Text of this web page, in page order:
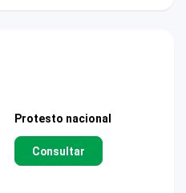
Protesto nacional
Consultar